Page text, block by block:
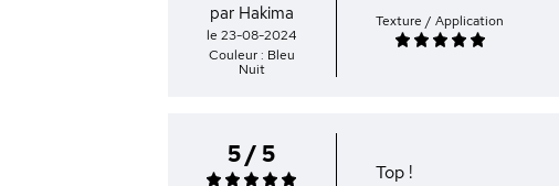
par Hakima
le 23-08-2024
Couleur : Bleu
Nuit
Texture / Application
5 / 5
Top !